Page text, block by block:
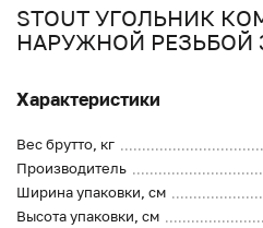
STOUT УГОЛЬНИК
НАРУЖНОЙ РЕЗЬБОЙ
Характеристики
Вес брутто, кг
Производитель
Ширина упаковки, см
Высота упаковки, см